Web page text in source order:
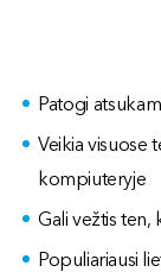
Patogi
Veikia visuose
kompiuteryje
Gali vežtis ten,
Populiariausi